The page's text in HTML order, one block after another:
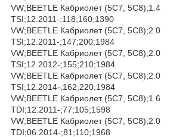
VW;BEETLE Кабриолет (5C7, 5C8);1.4
TSI;12.2011-;118;160;1390
VW;BEETLE Кабриолет (5C7, 5C8);2.0
TSI;12.2011-;147;200;1984
VW;BEETLE Кабриолет (5C7, 5C8);2.0
TSI;12.2012-;155;210;1984
VW;BEETLE Кабриолет (5C7, 5C8);2.0
TSI;12.2014-;162;220;1984
VW;BEETLE Кабриолет (5C7, 5C8);1.6
TDI;12.2011-;77;105;1598
VW;BEETLE Кабриолет (5C7, 5C8);2.0
TDI;06.2014-;81;110;1968